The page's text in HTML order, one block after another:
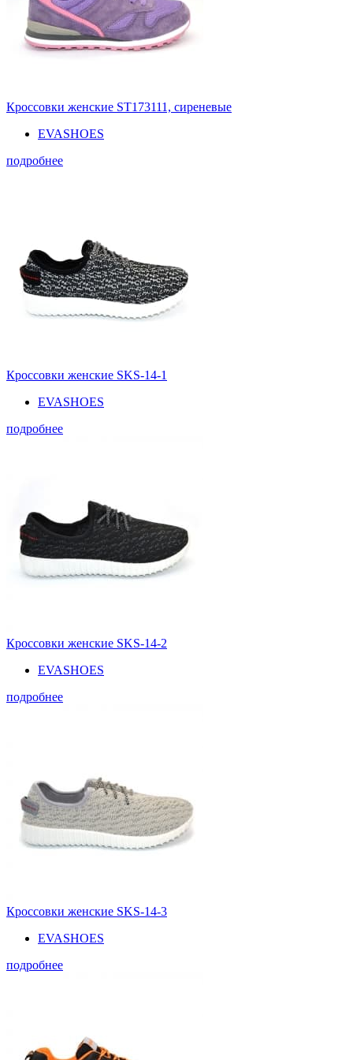
Кроссовки женские ST173111, сиреневые
EVASHOES
подробнее
Кроссовки женские SKS-14-1
EVASHOES
подробнее
Кроссовки женские SKS-14-2
EVASHOES
подробнее
Кроссовки женские SKS-14-3
EVASHOES
подробнее